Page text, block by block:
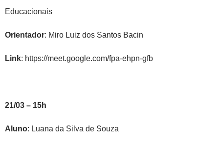
Educacionais
Orientador: Miro Luiz dos Santos Bacin
Link: https://meet.google.com/fpa-ehpn-gfb
21/03 – 15h
Aluno: Luana da Silva de Souza